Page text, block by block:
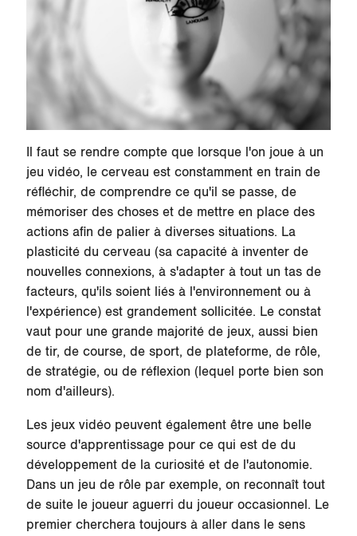
Il faut se rendre compte que lorsque l'on joue à un
jeu vidéo, le cerveau est constamment en train de
réfléchir, de comprendre ce qu'il se passe, de
mémoriser des choses et de mettre en place des
actions afin de palier à diverses situations. La
plasticité du cerveau (sa capacité à inventer de
nouvelles connexions, à s'adapter à tout un tas de
facteurs, qu'ils soient liés à l'environnement ou à
l'expérience) est grandement sollicitée. Le constat
vaut pour une grande majorité de jeux, aussi bien
de tir, de course, de sport, de plateforme, de rôle,
de stratégie, ou de réflexion (lequel porte bien son
nom d'ailleurs).
Les jeux vidéo peuvent également être une belle
source d'apprentissage pour ce qui est de du
développement de la curiosité et de l'autonomie.
Dans un jeu de rôle par exemple, on reconnaît tout
de suite le joueur aguerri du joueur occasionnel. Le
premier cherchera toujours à aller dans le sens